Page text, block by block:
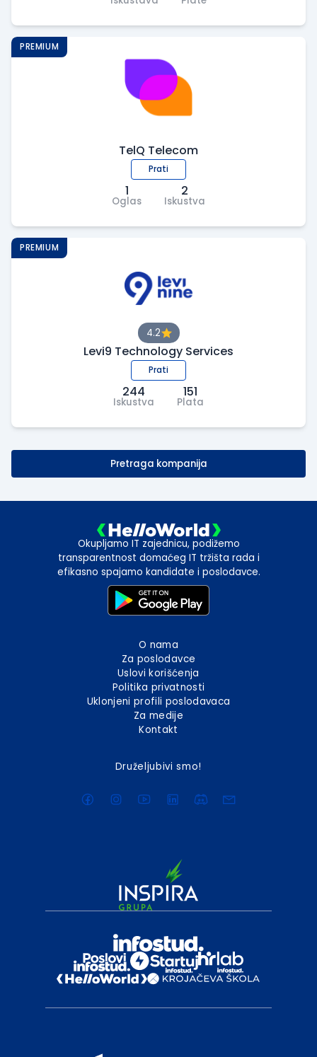
TelQ Telecom
Prati
1
Oglas
2
Iskustva
PREMIUM
4.2
Levi9 Technology Services
Prati
244
Iskustva
151
Plata
PREMIUM
Pretraga kompanija
Okupljamo IT zajednicu, podižemo
transparentnost domaćeg IT tržišta rada i
efikasno spajamo kandidate i poslodavce.
O nama
Za poslodavce
Uslovi korišćenja
Politika privatnosti
Uklonjeni profili poslodavaca
Za medije
Kontakt
Druželjubivi smo!